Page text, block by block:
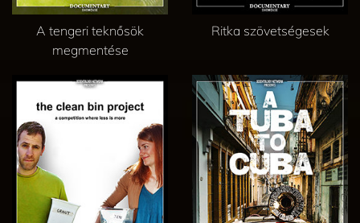
A tengeri teknősök
megmentése
Ritka szövetségesek